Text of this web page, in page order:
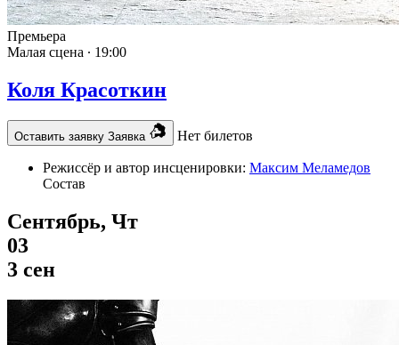
Премьера
Малая сцена ∙ 19:00
Коля Красоткин
Оставить заявку Заявка Нет билетов
Режиссёр и автор инсценировки: Максим Меламедов
Состав
Сентябрь, Чт
03
3 сен